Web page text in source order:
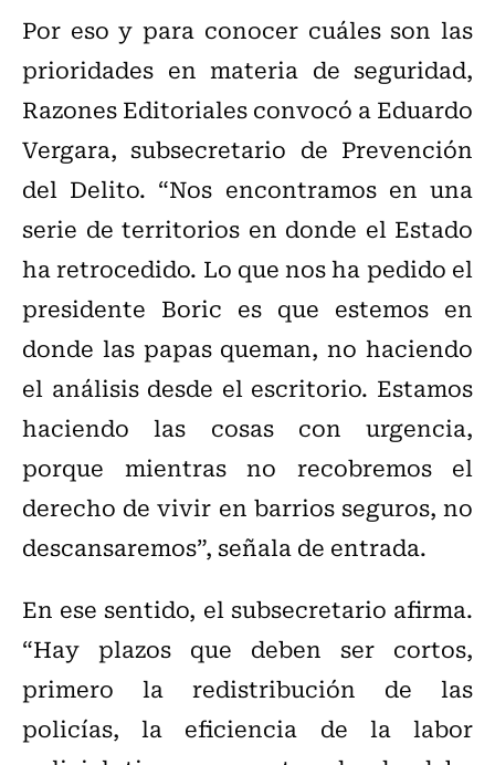
Por eso y para conocer cuáles son las
prioridades en materia de seguridad,
Razones Editoriales convocó a Eduardo
Vergara, subsecretario de Prevención
del Delito. “Nos encontramos en una
serie de territorios en donde el Estado
ha retrocedido. Lo que nos ha pedido el
presidente Boric es que estemos en
donde las papas queman, no haciendo
el análisis desde el escritorio. Estamos
haciendo las cosas con urgencia,
porque mientras no recobremos el
derecho de vivir en barrios seguros, no
descansaremos”, señala de entrada.
En ese sentido, el subsecretario afirma.
“Hay plazos que deben ser cortos,
primero la redistribución de las
policías, la eficiencia de la labor